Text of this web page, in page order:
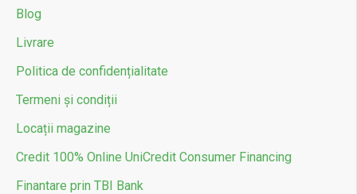
Blog
Livrare
Politica de confidențialitate
Termeni și condiții
Locații magazine
Credit 100% Online UniCredit Consumer Financing
Finantare prin TBI Bank